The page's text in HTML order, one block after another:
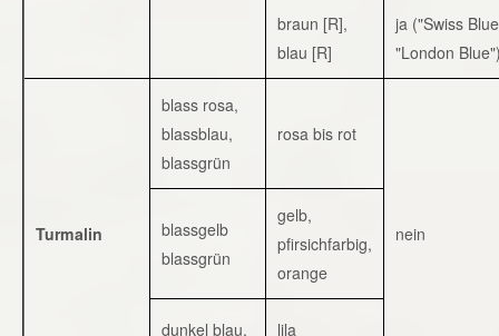
braun [R],
blau [R]
ja ("Swiss
"London
Turmalin
blass rosa,
blassblau,
blassgrün
rosa bis rot
nein
blassgelb
blassgrün
gelb,
pfirsichfarbig,
orange
dunkel blau,
lila